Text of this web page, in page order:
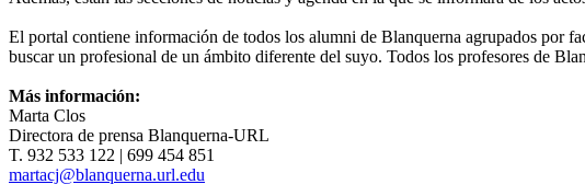
El portal contiene información de todos los alumni de Blanquerna agrupados por
buscar un profesional de un ámbito diferente del suyo. Todos los profesores de
Más información:
Marta Clos
Directora de prensa Blanquerna-URL
T. 932 533 122 | 699 454 851
martacj@blanquerna.url.edu